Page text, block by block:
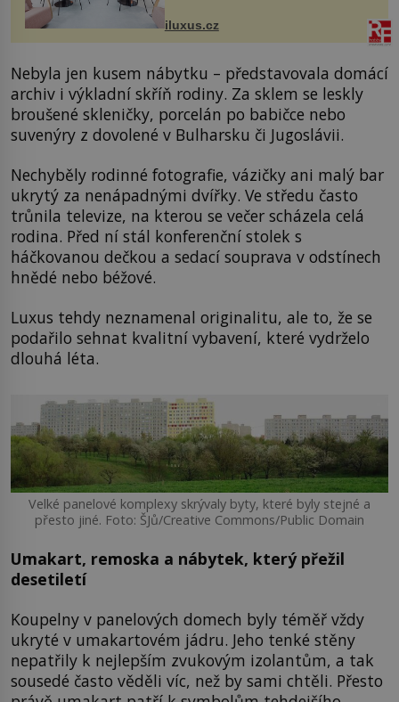
budov Media...
iluxus.cz
Nebyla jen kusem nábytku – představovala domácí
archiv i výkladní skříň rodiny. Za sklem se leskly
broušené skleničky, porcelán po babičce nebo
suvenýry z dovolené v Bulharsku či Jugoslávii.
Nechyběly rodinné fotografie, vázičky ani malý bar
ukrytý za nenápadnými dvířky. Ve středu často
trůnila televize, na kterou se večer scházela celá
rodina. Před ní stál konferenční stolek s
háčkovanou dečkou a sedací souprava v odstínech
hnědé nebo béžové.
Luxus tehdy neznamenal originalitu, ale to, že se
podařilo sehnat kvalitní vybavení, které vydrželo
dlouhá léta.
Velké panelové komplexy skrývaly byty, které byly stejné a
přesto jiné. Foto: ŠJů/Creative Commons/Public Domain
Umakart, remoska a nábytek, který přežil
desetiletí
Koupelny v panelových domech byly téměř vždy
ukryté v umakartovém jádru. Jeho tenké stěny
nepatřily k nejlepším zvukovým izolantům, a tak
sousedé často věděli víc, než by sami chtěli. Přesto